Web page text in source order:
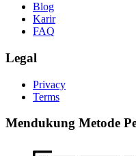
Blog
Karir
FAQ
Legal
Privacy
Terms
Mendukung Metode